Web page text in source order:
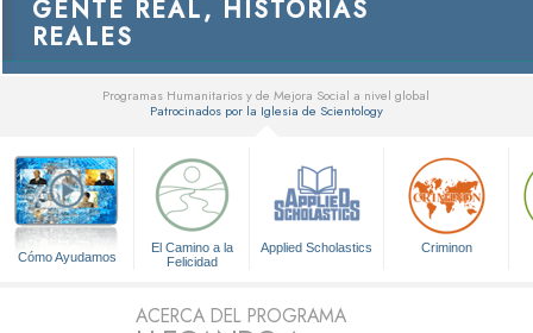
GENTE REAL, HISTORIAS
REALES
Programas Humanitarios y de Mejora Social a nivel global
Patrocinados por la Iglesia de Scientology
Cómo Ayudamos
El Camino a la
Felicidad
Applied Scholastics Criminon
ACERCA DEL PROGRAMA